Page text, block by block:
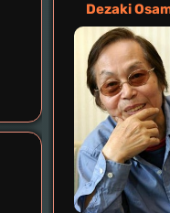
Dezaki